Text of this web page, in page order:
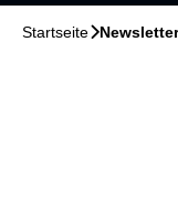
Startseite􀆊Newsletter